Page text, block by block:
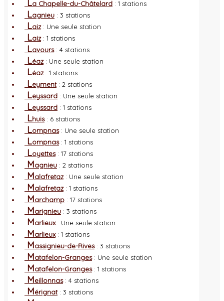
La Chapelle-du-Châtelard : 1 stations
Lagnieu : 3 stations
Laiz: Une seule station
Laiz: 1 stations
Lavours: 4 stations
Léaz: Une seule station
Léaz: 1 stations
Leyment: 2 stations
Leyssard : Une seule station
Leyssard : 1 stations
Lhuis: 6 stations
Lompnas: Une seule station
Lompnas: 1 stations
Loyettes: 17 stations
Magnieu : 2 stations
Malafretaz: Une seule station
Malafretaz: 1 stations
Marchamp : 17 stations
Marignieu : 3 stations
Marlieux: Une seule station
Marlieux: 1 stations
Massignieu-de-Rives: 3 stations
Matafelon-Granges: Une seule station
Matafelon-Granges: 1 stations
Meillonnas: 4 stations
Mérignat: 3 stations